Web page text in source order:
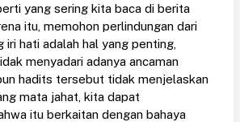
yang sering kita baca di berita
itu, memohon perlindungan dari
iri hati adalah hal yang penting,
menyadari adanya ancaman
hadits tersebut tidak menjelaskan
mata jahat, kita dapat
itu berkaitan dengan bahaya